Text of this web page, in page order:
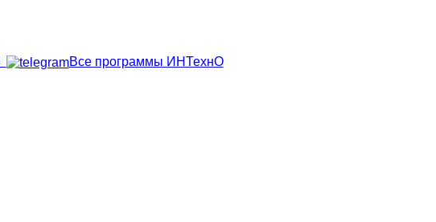
Все программы ИНТехнО